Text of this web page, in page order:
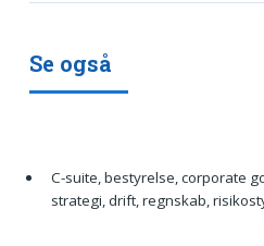
Se også
C-suite, bestyrelse, corporate
strategi, drift, regnskab,